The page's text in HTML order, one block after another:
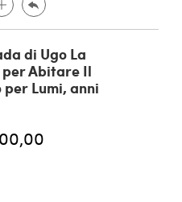
di Ugo La
Abitare Il
per Lumi, anni